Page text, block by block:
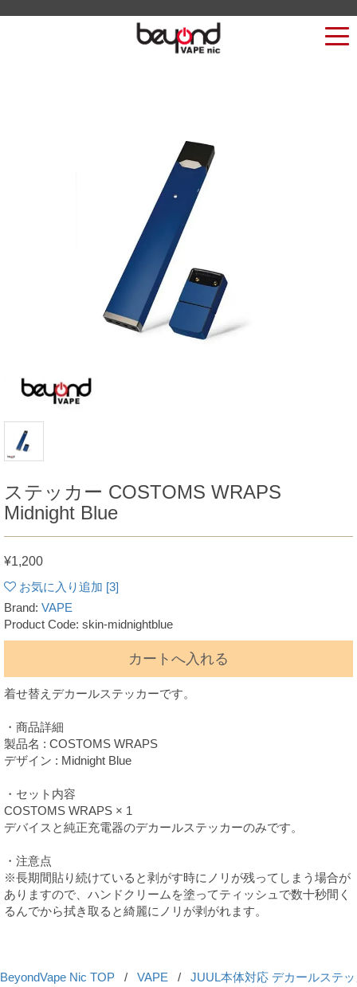
ステッカー COSTOMS WRAPS
Midnight Blue
¥1,200
お気に入り追加 [3]
Brand: VAPE
Product Code: skin-midnightblue
カートへ入れる
着せ替えデカールステッカーです。
・商品詳細
製品名 : COSTOMS WRAPS
デザイン : Midnight Blue
・セット内容
COSTOMS WRAPS × 1
デバイスと純正充電器のデカールステッカーのみです。
・注意点
※長期間貼り続けていると剥がす時にノリが残ってしまう場合が
ありますので、ハンドクリームを塗ってティッシュで数十秒間く
るんでから拭き取ると綺麗にノリが剥がれます。
BeyondVape Nic TOP / VAPE / JUUL本体対応 デカールステ